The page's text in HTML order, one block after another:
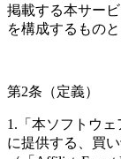
掲載する本サー
を構成するものと
第2条（定義）
1.「本ソフトウ
に提供する、買